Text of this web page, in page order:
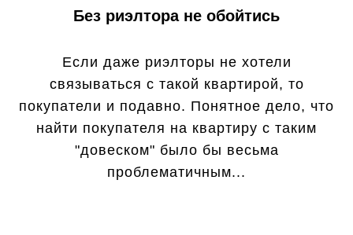
Без риэлтора не обойтись
Если даже риэлторы не хотели
связываться с такой квартирой, то
покупатели и подавно. Понятное дело, что
найти покупателя на квартиру с таким
"довеском" было бы весьма
проблематичным...